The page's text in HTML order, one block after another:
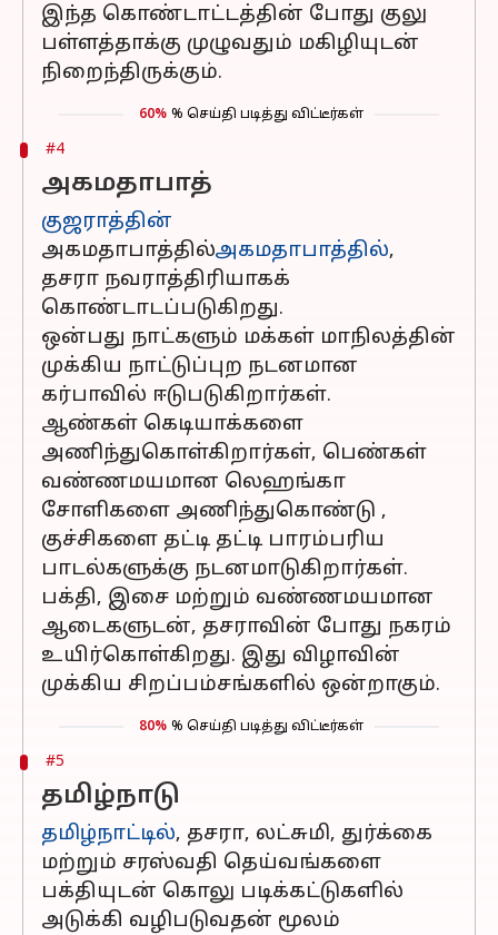
இந்த கொண்டாட்டத்தின் போது குலு
பள்ளத்தாக்கு முழுவதும் மகிழியுடன்
நிறைந்திருக்கும்.
60% % செய்தி படித்து விட்டீர்கள்
#4
அகமதாபாத்
குஜராத்தின்
அகமதாபாத்தில்அகமதாபாத்தில்,
தசரா நவராத்திரியாகக்
கொண்டாடப்படுகிறது.
ஒன்பது நாட்களும் மக்கள் மாநிலத்தின்
முக்கிய நாட்டுப்புற நடனமான
கர்பாவில் ஈடுபடுகிறார்கள்.
ஆண்கள் கெடியாக்களை
அணிந்துகொள்கிறார்கள், பெண்கள்
வண்ணமயமான லெஹங்கா
சோளிகளை அணிந்துகொண்டு ,
குச்சிகளை தட்டி தட்டி பாரம்பரிய
பாடல்களுக்கு நடனமாடுகிறார்கள்.
பக்தி, இசை மற்றும் வண்ணமயமான
ஆடைகளுடன், தசராவின் போது நகரம்
உயிர்கொள்கிறது. இது விழாவின்
முக்கிய சிறப்பம்சங்களில் ஒன்றாகும்.
80% % செய்தி படித்து விட்டீர்கள்
#5
தமிழ்நாடு
தமிழ்நாட்டில், தசரா, லட்சுமி, துர்க்கை
மற்றும் சரஸ்வதி தெய்வங்களை
பக்தியுடன் கொலு படிக்கட்டுகளில்
அடுக்கி வழிபடுவதன் மூலம்